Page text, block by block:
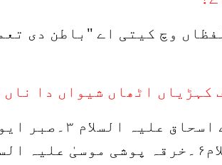
وچ کیتی اے "باطن دی
اسحاق علیہ السلام ۳ ۔صبر
۶ ۔خرقہ پوشی موسیٰ علیہ